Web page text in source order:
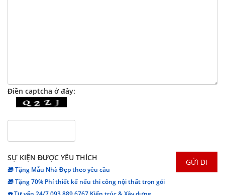
Điền captcha ở đây:
SỰ KIỆN ĐƯỢC YÊU THÍCH
🎁 Tặng Mẫu Nhà Đẹp theo yêu cầu
🎁 Tặng 70% Phí thiết kế nếu thi công nội thất trọn gói